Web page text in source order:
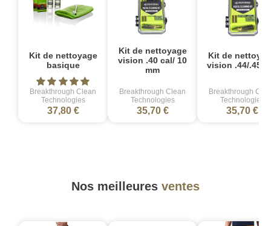
Kit de nettoyage
basique
Breakthrough Clean
Technologies
37,80 €
Kit de nettoyage
vision .40 cal/ 10
mm
Breakthrough Clean
Technologies
35,70 €
Kit de
vision .44/.45
Breakthrough
Technologies
35,70 €
Nos meilleures ventes